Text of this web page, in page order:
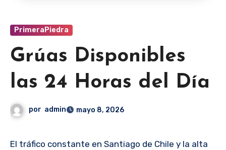
PrimeraPiedra
Grúas Disponibles
las 24 Horas del Día
por admin mayo 8, 2026
El tráfico constante en Santiago de Chile y la alta